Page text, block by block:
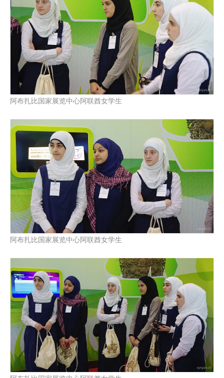
阿布扎比国家展览中心阿联酋女学生
阿布扎比国家展览中心阿联酋女学生